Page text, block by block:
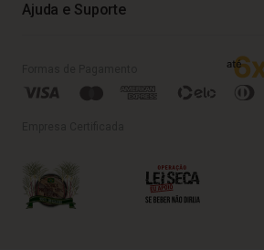
Ajuda e Suporte